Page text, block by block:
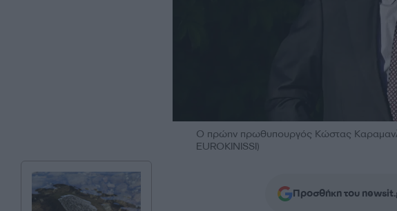
Ο πρώην πρωθυπουργός Κώστας
EUROKINISSI)
Προσθήκη του